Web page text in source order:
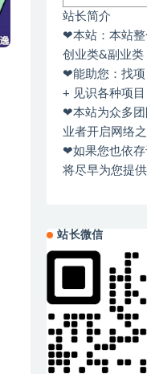
站长简介
❤本站：本站整
创业类&副业类
❤能助您：找项
+ 见识各种项目
❤本站为众多团
业者开启网络
❤如果您也依存
将尽早为您提
站长微信